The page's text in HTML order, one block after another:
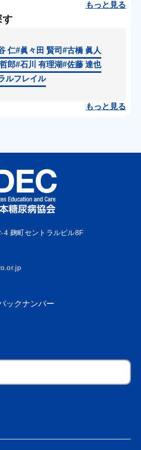
もっと見る
す
仁#眞々田 賢司 #古橋 眞人
郎#石川 有理湖#佐藤 達也
ルフレイル
もっと見る
4 麹町セントラルビル8F
ックナンバー